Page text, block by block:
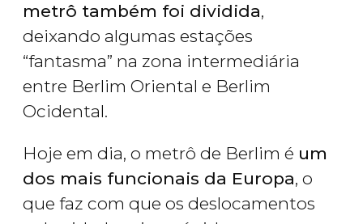
metrô também foi dividida,
deixando algumas estações
“fantasma” na zona intermediária
entre Berlim Oriental e Berlim
Ocidental.
Hoje em dia, o metrô de Berlim é um
dos mais funcionais da Europa, o
que faz com que os deslocamentos